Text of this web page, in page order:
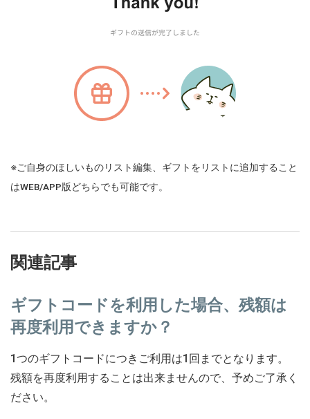
※ご自身のほしいものリスト編集、ギフトをリストに追加すること
はWEB/APP版どちらでも可能です。
関連記事
ギフトコードを利用した場合、残額は
再度利用できますか？
1つのギフトコードにつきご利用は1回までとなります。
残額を再度利用することは出来ませんので、予めご了承く
ださい。